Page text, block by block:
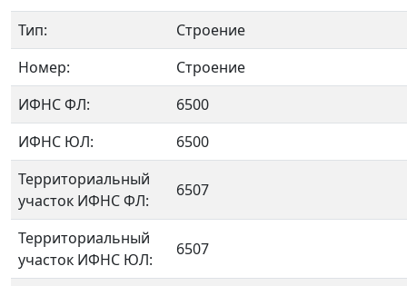
Тип:
Строение
Номер:
Строение
ИФНС ФЛ:
6500
ИФНС ЮЛ:
6500
Территориальный
участок ИФНС ФЛ:
6507
Территориальный
участок ИФНС ЮЛ:
6507